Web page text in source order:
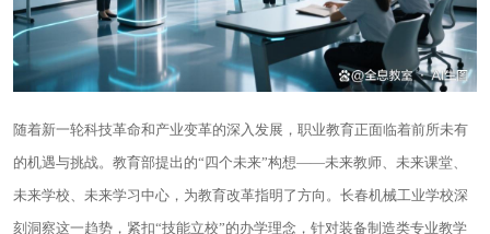
随着新一轮科技革命和产业变革的深入发展，职业教育正面临着前所未有
的机遇与挑战。教育部提出的“四个未来”构想——未来教师、未来课堂、
未来学校、未来学习中心，为教育改革指明了方向。长春机械工业学校深
刻洞察这一趋势，紧扣“技能立校”的办学理念，针对装备制造类专业教学